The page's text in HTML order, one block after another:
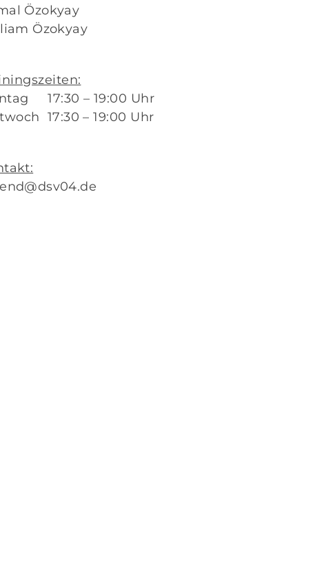
Özokyay
Özokyay
17:30 – 19:00 Uhr
17:30 – 19:00 Uhr
Mitglieder-Service
Alles zur Mitgliedschaft
Termine
Fragen & Antworten